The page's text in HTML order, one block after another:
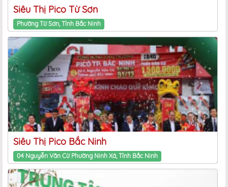
Siêu Thị Pico Từ Sơn
Phường Từ Sơn, Tỉnh Bắc Ninh
Siêu Thị Pico Bắc Ninh
04 Nguyễn Văn Cừ Phường Ninh Xá, Tỉnh Bắc Ninh